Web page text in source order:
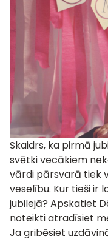
Skaidrs, ka pirmā
svētki vecākiem
vārdi pārsvarā tiek
veselību. Kur tieši ir
jubilejā? Apskatiet
noteikti atradīsiet
Ja gribēsiet